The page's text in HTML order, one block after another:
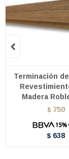
Terminación
Madera
$ 750
$ 638
